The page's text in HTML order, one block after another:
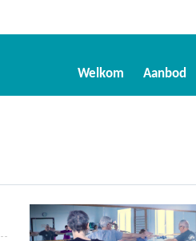
Welkom Aanbod